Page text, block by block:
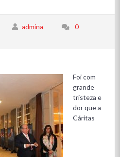
admina
0
Foi com
grande
tristeza e
dor que a
Cáritas